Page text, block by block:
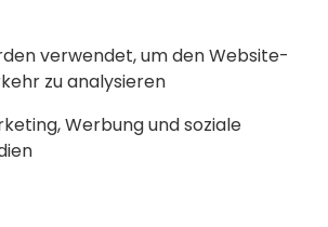
Ansicht
verwendet, um den Website-
zu analysieren
Werbung und soziale